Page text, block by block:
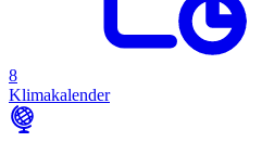
8
Klimakalender